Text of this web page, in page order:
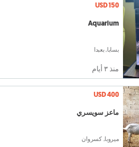
USD 150
Aquarium
بسابا, بعبدا
منذ ٣ أيام
USD 400
ماعز سويسري
ميروبا, كسروان